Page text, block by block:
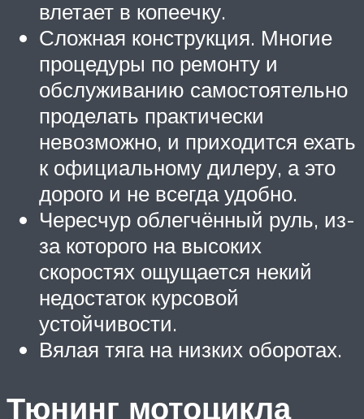
влетает в копеечку.
Сложная конструкция. Многие
процедуры по ремонту и
обслуживанию самостоятельно
проделать практически
невозможно, и приходится ехать
к официальному дилеру, а это
дорого и не всегда удобно.
Чересчур облегчённый руль, из-
за которого на высоких
скоростях ощущается некий
недостаток курсовой
устойчивости.
Вялая тяга на низких оборотах.
Тюнинг мотоцикла